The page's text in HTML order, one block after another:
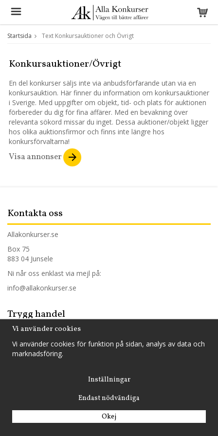
Startsida Text Konkursauktioner och Övrigt
Konkursauktioner/Övrigt
En del konkurser säljs inte via anbudsförfarande utan via en
konkursauktion. Här finner du information om konkursauktioner
i Sverige. Med uppgifter om objekt, tid- och plats för auktionen
förbereder du dig för fina affärer. Med en bevakning över
relevanta sökord missar du inget. Dessa auktioner/objekt ligger
hos olika auktionsfirmor och finns inte längre hos
konkursförvaltarna!
Visa annonser
Kontakta oss
Allakonkurser.se
Box 75
883 04 Junsele
Ni når oss enklast via mejl på:
info@allakonkurser.se
Trygg handel
med din internetbank eller med ditt kontokort.
Drift & produktion:Wikinggruppen
Vi använder cookies
Vi använder cookies för funktion på sidan, analys av data och
marknadsföring.
Inställningar
Endast nödvändiga
Okej